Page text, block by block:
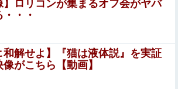
た女子高生が悲惨…絶対に避けられな
像
試合が原因で交通事故が起きてしま
】ロリコンが集まるオフ会がヤバ
・・
和解せよ】『猫は液体説』を実証
がこちら【動画】